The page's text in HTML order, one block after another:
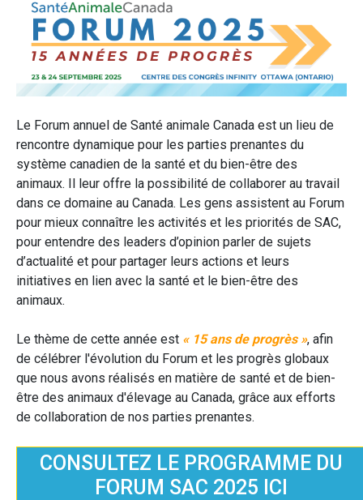
Le Forum annuel de Santé animale Canada est un lieu de
rencontre dynamique pour les parties prenantes du
système canadien de la santé et du bien-être des
animaux. Il leur offre la possibilité de collaborer au travail
dans ce domaine au Canada. Les gens assistent au Forum
pour mieux connaître les activités et les priorités de SAC,
pour entendre des leaders d’opinion parler de sujets
d’actualité et pour partager leurs actions et leurs
initiatives en lien avec la santé et le bien-être des
animaux.
Le thème de cette année est « 15 ans de progrès », afin
de célébrer l'évolution du Forum et les progrès globaux
que nous avons réalisés en matière de santé et de bien-
être des animaux d'élevage au Canada, grâce aux efforts
de collaboration de nos parties prenantes.
CONSULTEZ LE PROGRAMME DU
FORUM SAC 2025 ICI